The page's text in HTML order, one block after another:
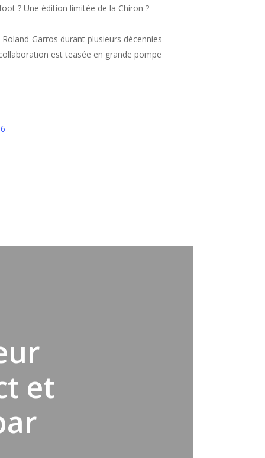
? Une édition limitée de la Chiron ?
Garros durant plusieurs décennies
est teasée en grande pompe
et